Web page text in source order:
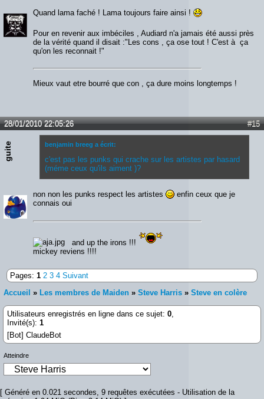
Quand lama faché ! Lama toujours faire ainsi !
Pour en revenir aux imbéciles , Audiard n'a jamais été aussi près
de la vérité quand il disait :"Les cons , ça ose tout ! C'est à ça
qu'on les reconnait !"
Mieux vaut etre bourré que con , ça dure moins longtemps !
#15
28/01/2010 22:05:26
guite benjamin breeg a écrit:
c'est pas les punks qui crache sur les artistes par hasard
(méme ceux qu'ils aiment )?
non non les punks respect les artistes
enfin ceux que je
connais oui
and up the irons !!!
mickey reviens !!!!
Pages: 1 2 3 4 Suivant
Accueil » Les membres de Maiden » Steve Harris » Steve en colère
Utilisateurs enregistrés en ligne dans ce sujet: 0,
Invité(s): 1
[Bot] ClaudeBot
Atteindre
[ Généré en 0.021 secondes, 9 requêtes exécutées - Utilisation de la